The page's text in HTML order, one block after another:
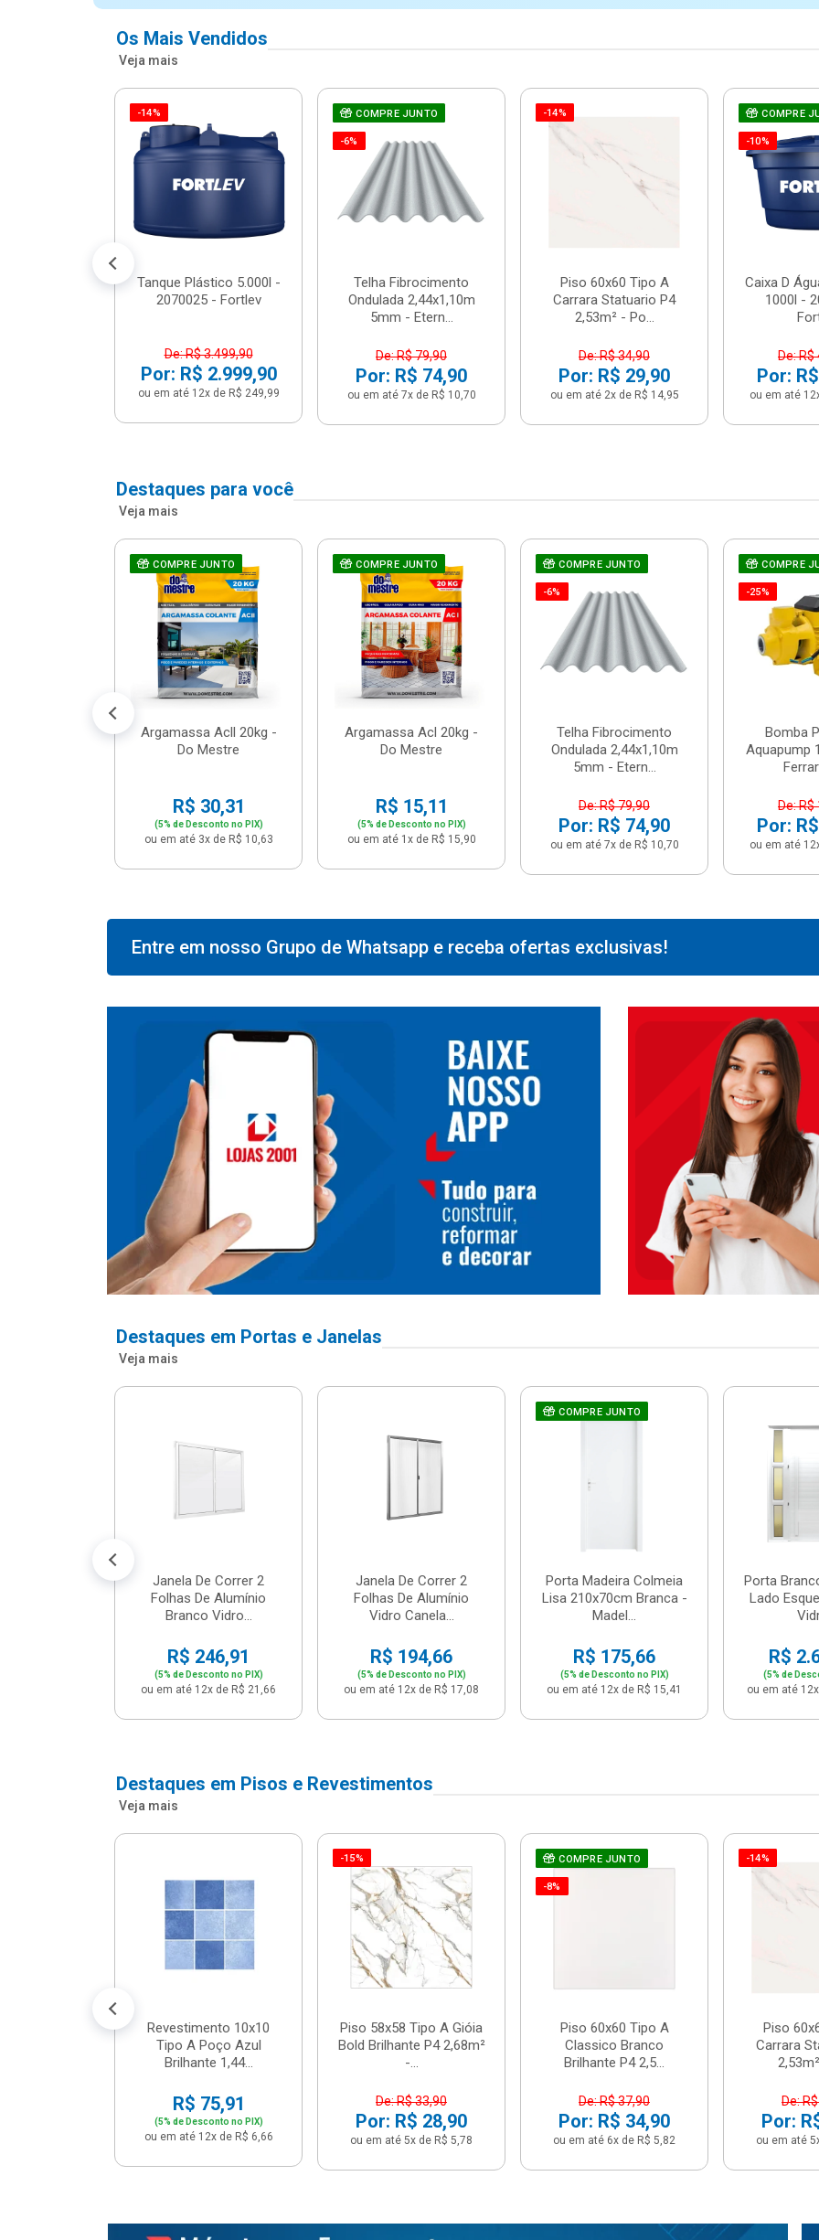
Os Mais Vendidos
Veja mais
-14%
Tanque Plástico 5.000l -
2070025 - Fortlev
De: R$ 3.499,90
Por: R$ 2.999,90
ou em até 12x de R$ 249,99
COMPRE JUNTO
-6%
Telha Fibrocimento
Ondulada 2,44x1,10m
5mm - Etern...
De: R$ 79,90
Por: R$ 74,90
ou em até 7x de R$ 10,70
-14%
Piso 60x60 Tipo A
Carrara Statuario P4
2,53m² - Po...
De: R$ 34,90
Por: R$ 29,90
ou em até 2x de R$ 14,95
COMPRE
-10%
Caixa D
1000l -
De: R$
Por:
ou em até
Destaques para você
Veja mais
COMPRE JUNTO
Argamassa Acll 20kg -
Do Mestre
R$ 30,31
(5% de Desconto no PIX)
ou em até 3x de R$ 10,63
COMPRE JUNTO
Argamassa Acl 20kg -
Do Mestre
R$ 15,11
(5% de Desconto no PIX)
ou em até 1x de R$ 15,90
COMPRE JUNTO
-6%
Telha Fibrocimento
Ondulada 2,44x1,10m
5mm - Etern...
De: R$ 79,90
Por: R$ 74,90
ou em até 7x de R$ 10,70
COMPRE
-25%
Bomba
Aquapump
De: R$
Por:
ou em até
Entre em nosso Grupo de Whatsapp e receba ofertas exclusivas!
Destaques em Portas e Janelas
Veja mais
Janela De Correr 2
Folhas De Alumínio
Branco Vidro...
R$ 246,91
(5% de Desconto no PIX)
ou em até 12x de R$ 21,66
Janela De Correr 2
Folhas De Alumínio
Vidro Canela...
R$ 194,66
(5% de Desconto no PIX)
ou em até 12x de R$ 17,08
COMPRE JUNTO
Porta Madeira Colmeia
Lisa 210x70cm Branca -
Madel...
R$ 175,66
(5% de Desconto no PIX)
ou em até 12x de R$ 15,41
Porta
Lado
R$
(5% de
ou em até
Destaques em Pisos e Revestimentos
Veja mais
Revestimento 10x10
Tipo A Poço Azul
Brilhante 1,44...
R$ 75,91
(5% de Desconto no PIX)
ou em até 12x de R$ 6,66
-15%
Piso 58x58 Tipo A Gióia
Bold Brilhante P4 2,68m²
-...
De: R$ 33,90
Por: R$ 28,90
ou em até 5x de R$ 5,78
COMPRE JUNTO
-8%
Piso 60x60 Tipo A
Classico Branco
Brilhante P4 2,5...
De: R$ 37,90
Por: R$ 34,90
ou em até 6x de R$ 5,82
-14%
Piso
Carrara
De:
Por:
ou em até